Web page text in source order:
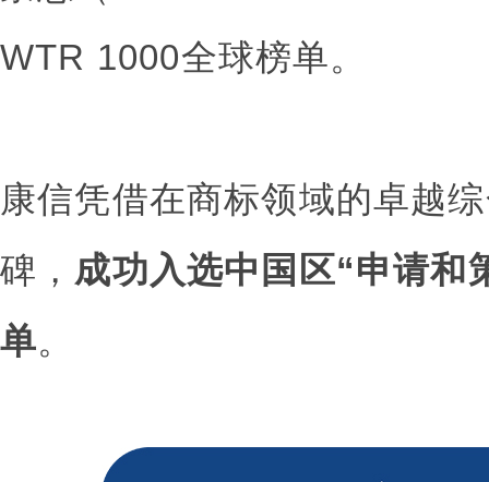
WTR 1000全球榜单。
康信凭借在商标领域的卓越
碑， 成功入选中国区“申请和
单。